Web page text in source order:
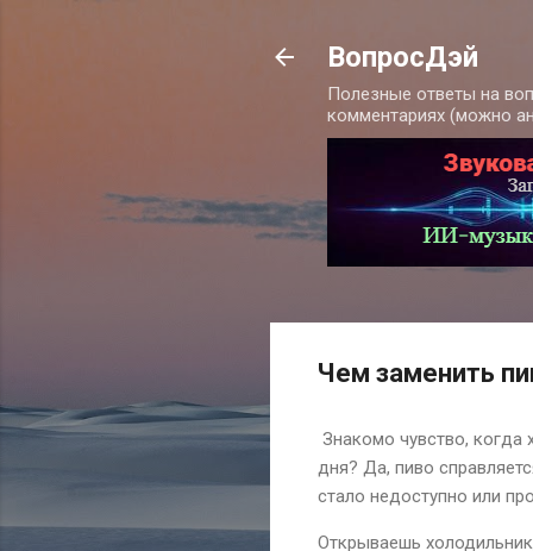
ВопросДэй
Полезные ответы на
комментариях (можно
Чем заменить
Знакомо чувство, когда
дня? Да, пиво
стало недоступно или
Открываешь